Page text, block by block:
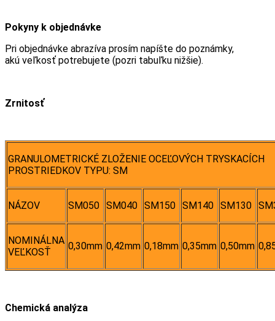
Pokyny k objednávke
Pri objednávke abrazíva prosím napíšte do poznámky,
akú veľkosť potrebujete (pozri tabuľku nižšie).
Zrnitosť
GRANULOMETRICKÉ ZLOŽENIE OCEĽOVÝCH TRYSKACÍCH
PROSTRIEDKOV TYPU: SM
NÁZOV SM050 SM040 SM150 SM140 SM130
NOMINÁLNA
VEĽKOSŤ
0,30mm 0,42mm 0,18mm 0,35mm 0,50mm
Chemická analýza